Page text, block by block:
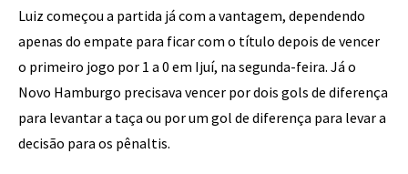
Luiz começou a partida já com a vantagem, dependendo
apenas do empate para ficar com o título depois de vencer
o primeiro jogo por 1 a 0 em Ijuí, na segunda-feira. Já o
Novo Hamburgo precisava vencer por dois gols de diferença
para levantar a taça ou por um gol de diferença para levar a
decisão para os pênaltis.